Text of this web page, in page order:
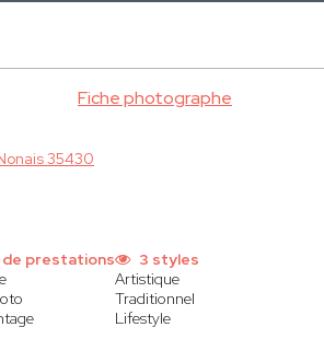
Fiche photographe
35430
de prestations
3 styles
Artistique
Traditionnel
Lifestyle